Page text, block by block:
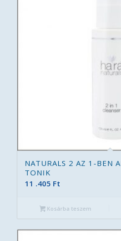
NATURALS 2 AZ 1-BEN
TONIK
11 .405 Ft
Kosárba teszem